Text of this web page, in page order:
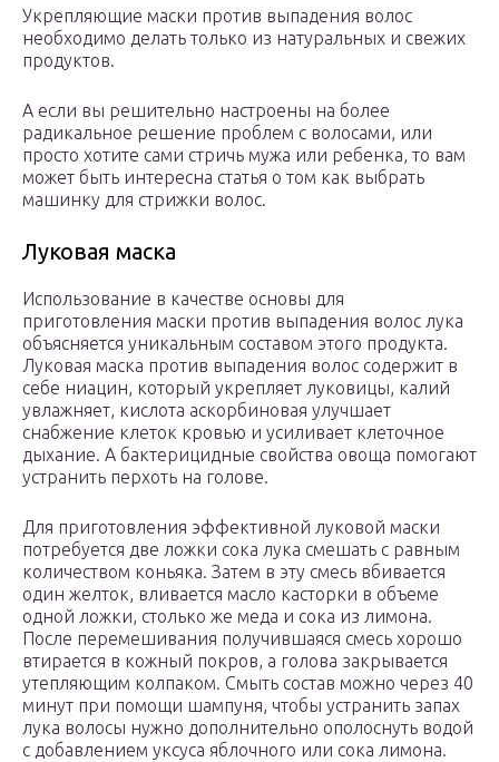
Укрепляющие маски против выпадения волос
необходимо делать только из натуральных и свежих
продуктов.
А если вы решительно настроены на более
радикальное решение проблем с волосами, или
просто хотите сами стричь мужа или ребенка, то вам
может быть интересна статья о том как выбрать
машинку для стрижки волос.
Луковая маска
Использование в качестве основы для
приготовления маски против выпадения волос лука
объясняется уникальным составом этого продукта.
Луковая маска против выпадения волос содержит в
себе ниацин, который укрепляет луковицы, калий
увлажняет, кислота аскорбиновая улучшает
снабжение клеток кровью и усиливает клеточное
дыхание. А бактерицидные свойства овоща помогают
устранить перхоть на голове.
Для приготовления эффективной луковой маски
потребуется две ложки сока лука смешать с равным
количеством коньяка. Затем в эту смесь вбивается
один желток, вливается масло касторки в объеме
одной ложки, столько же меда и сока из лимона.
После перемешивания получившаяся смесь хорошо
втирается в кожный покров, а голова закрывается
утепляющим колпаком. Смыть состав можно через 40
минут при помощи шампуня, чтобы устранить запах
лука волосы нужно дополнительно ополоснуть водой
с добавлением уксуса яблочного или сока лимона.